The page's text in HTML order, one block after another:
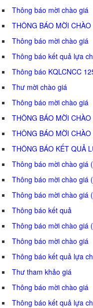
Thông báo mời chào giá
THÔNG BÁO MỜI CHÀO
Thông báo mời chào giá
Thông báo kết quả lựa
Thông báo KQLCNCC
Thư mời chào giá
Thông báo mời chào giá
THÔNG BÁO MỜI CHÀO
THÔNG BÁO MỜI CHÀO
THÔNG BÁO KẾT QUẢ
Thông báo mời chào giá
Thông báo mời chào giá
Thông báo mời chào giá
Thông báo kết quả
Thông báo mời chào giá
Thông báo mời chào giá
Thông báo kết quả lựa
Thư tham khảo giá
Thông báo mời chào giá
Thông báo kết quả lựa